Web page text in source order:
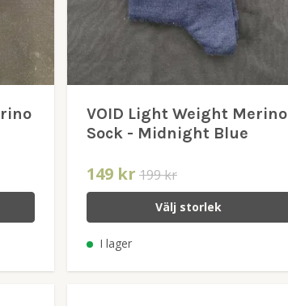
VOID Light Weight Merino
Sock - Midnight Blue
149 kr 199 kr
Välj storlek
I lager